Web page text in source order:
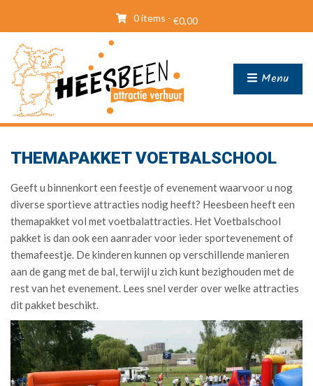
0 items - €0,00
Menu
THEMAPAKKET VOETBALSCHOOL
Geeft u binnenkort een feestje of evenement waarvoor u nog
diverse sportieve attracties nodig heeft? Heesbeen heeft een
themapakket vol met voetbalattracties. Het Voetbalschool
pakket is dan ook een aanrader voor ieder sportevenement of
themafeestje. De kinderen kunnen op verschillende manieren
aan de gang met de bal, terwijl u zich kunt bezighouden met de
rest van het evenement. Lees snel verder over welke attracties
dit pakket beschikt.